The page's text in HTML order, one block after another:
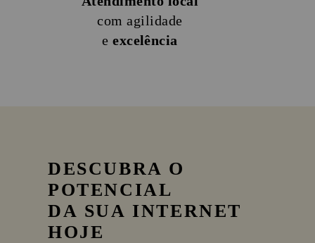
com agilidade
eexcelência
DESCUBRA O
POTENCIAL
DA SUA INTERNET
HOJE